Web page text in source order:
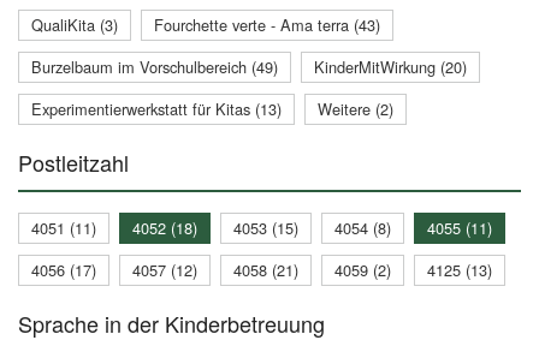
QualiKita (3)
Fourchette verte - Ama terra (43)
Burzelbaum im Vorschulbereich (49)
KinderMitWirkung (20)
Experimentierwerkstatt für Kitas (13)
Weitere (2)
Postleitzahl
4051 (11) 4052 (18) 4053 (15) 4054 (8)
4055 (11)
4056 (17)
4057 (12) 4058 (21) 4059 (2) 4125 (13)
Sprache in der Kinderbetreuung